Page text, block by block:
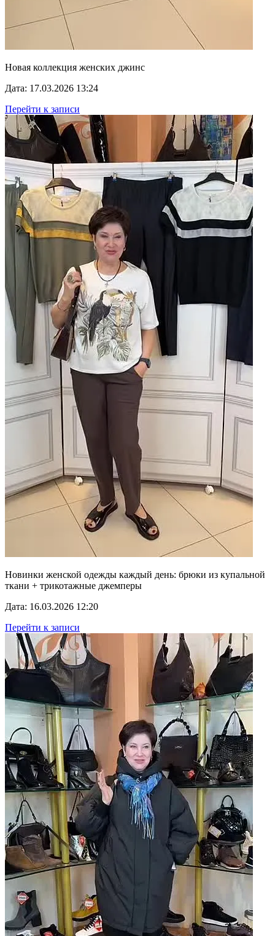
Новая коллекция женских джинс
Дата: 17.03.2026 13:24
Перейти к записи
Новинки женской одежды каждый день: брюки из купальной
ткани + трикотажные джемперы
Дата: 16.03.2026 12:20
Перейти к записи